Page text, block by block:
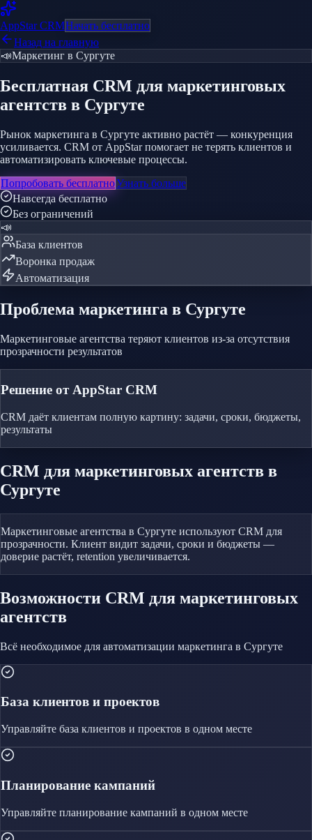
AppStarCRMНачать бесплатно
Назад на главную
📣Маркетинг в Сургуте
Бесплатная CRM для маркетинговых
агентств в Сургуте
Рынок маркетинга в Сургуте активно растёт — конкуренция
усиливается. CRM от AppStar помогает не терять клиентов и
автоматизировать ключевые процессы.
Попробовать бесплатноУзнать больше
Навсегда бесплатно
Без ограничений
📣
База клиентов
Воронка продаж
Автоматизация
Проблема маркетинга в Сургуте
Маркетинговые агентства теряют клиентов из-за отсутствия
прозрачности результатов
Решение от AppStar CRM
CRM даёт клиентам полную картину: задачи, сроки, бюджеты,
результаты
CRM для маркетинговых агентств в
Сургуте
Маркетинговые агентства в Сургуте используют CRM для
прозрачности. Клиент видит задачи, сроки и бюджеты —
доверие растёт, retention увеличивается.
Возможности CRM для маркетинговых
агентств
Всё необходимое для автоматизации маркетинга в Сургуте
База клиентов и проектов
Управляйте база клиентов и проектов в одном месте
Планирование кампаний
Управляйте планирование кампаний в одном месте